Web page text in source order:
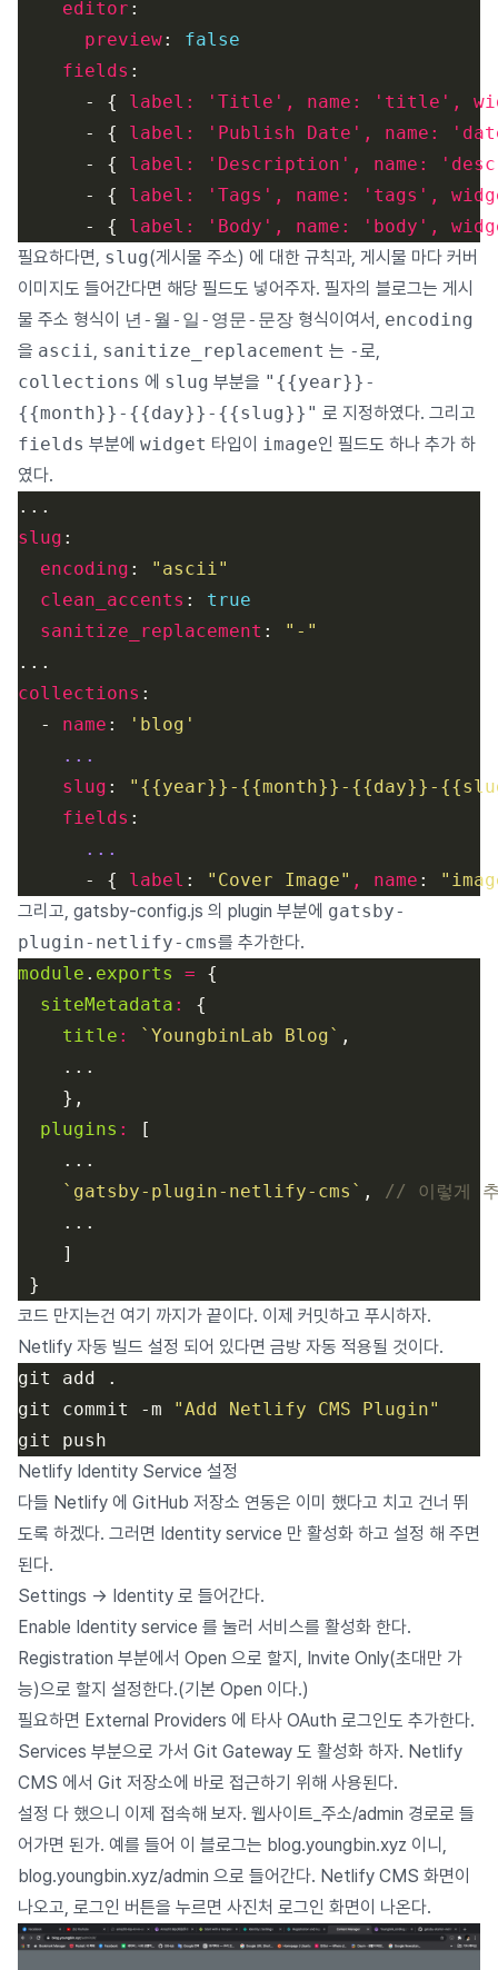
editor
preview: false
fields
      - {
label: 'Title', name: 'title',
      - {
label: 'Publish Date', name:
      - {
label: 'Description', name:
      - {
label: 'Tags', name: 'tags',
      - {
label: 'Body', name: 'body',
필요하다면, slug(게시물 주소) 에 대한 규칙과, 게시물 마다 커버
이미지도 들어간다면 해당 필드도 넣어주자. 필자의 블로그는 게시
물 주소 형식이
년-월-일-영문-문장 형식이여서, encoding
을 ascii, sanitize_replacement 는 -로,
collections 에 slug 부분을 "{{year}}-
{{month}}-{{day}}-{{slug}}" 로 지정하였다. 그리고
fields 부분에 widget 타입이 image인 필드도 하나 추가 하
였다.
slug
encoding :
"ascii"
clean_accents : true
sanitize_replacement :
"-"
collections
  -
name :
'blog'
...
slug :
"{{year}}-{{month}}-{{day}}-
fields
...
      - {
label : "Cover Image" , name :
그리고, gatsby-config.js 의 plugin 부분에 gatsby-
plugin-netlify-cms를 추가한다.
module . exports =
siteMetadata :
title : `YoungbinLab Blog`
plugins :
`gatsby-plugin-netlify-cms` ,
코드 만지는건 여기 까지가 끝이다. 이제 커밋하고 푸시하자.
Netlify 자동 빌드 설정 되어 있다면 금방 자동 적용될 것이다.
git commit -m
"Add Netlify CMS Plugin"
Netlify Identity Service 설정
다들 Netlify 에 GitHub 저장소 연동은 이미 했다고 치고 건너 뛰
도록 하겠다. 그러면 Identity service 만 활성화 하고 설정 해 주면
된다.
Settings -> Identity 로 들어간다.
Enable Identity service 를 눌러 서비스를 활성화 한다.
Registration 부분에서 Open 으로 할지, Invite Only(초대만 가
능)으로 할지 설정한다.(기본 Open 이다.)
필요하면 External Providers 에 타사 OAuth 로그인도 추가한다.
Services 부분으로 가서 Git Gateway 도 활성화 하자. Netlify
CMS 에서 Git 저장소에 바로 접근하기 위해 사용된다.
설정 다 했으니 이제 접속해 보자. 웹사이트_주소/admin 경로로 들
어가면 된가. 예를 들어 이 블로그는 blog.youngbin.xyz 이니,
blog.youngbin.xyz/admin 으로 들어간다. Netlify CMS 화면이
나오고, 로그인 버튼을 누르면 사진처 로그인 화면이 나온다.